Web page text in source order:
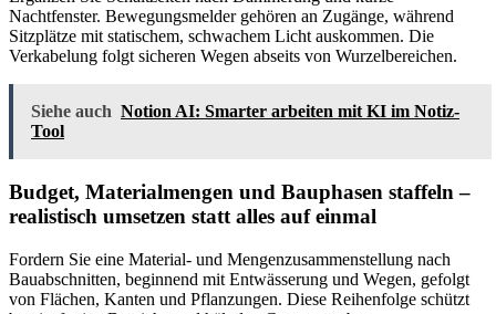
Nachtfenster. Bewegungsmelder gehören an Zugänge, während
Sitzplätze mit statischem, schwachem Licht auskommen. Die
Verkabelung folgt sicheren Wegen abseits von Wurzelbereichen.
Siehe auch Notion AI: Smarter arbeiten mit KI im Notiz-
Tool
Budget, Materialmengen und Bauphasen staffeln –
realistisch umsetzen statt alles auf einmal
Fordern Sie eine Material- und Mengenzusammenstellung nach
Bauabschnitten, beginnend mit Entwässerung und Wegen, gefolgt
von Flächen, Kanten und Pflanzungen. Diese Reihenfolge schützt